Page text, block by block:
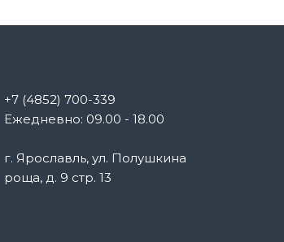
+7 (4852) 700-339
Ежедневно: 09.00 - 18.00
г. Ярославль, ул. Полушкина
роща, д. 9 стр. 13